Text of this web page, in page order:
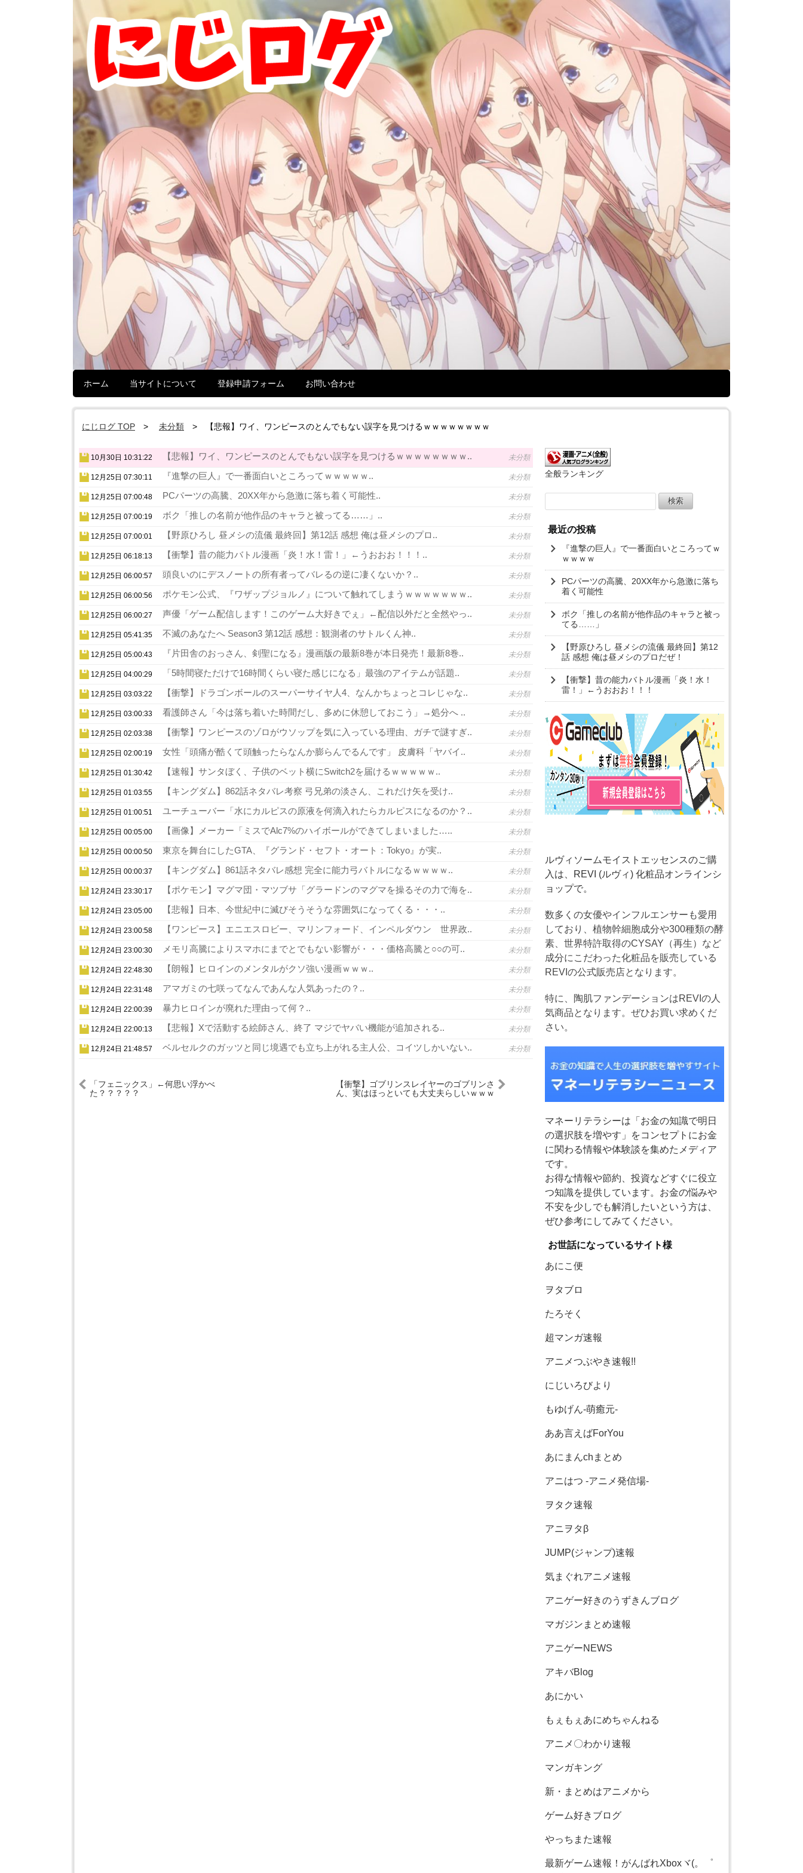
ホーム 当サイトについて 登録申請フォーム お問い合わせ
にじログ TOP 未分類 【悲報】ワイ、ワンピースのとんでもない誤字を見つけるｗｗｗｗｗｗｗｗ
10月30日 10:31:22 【悲報】ワイ、ワンピースのとんでもない誤字を見つけるｗｗｗｗｗｗｗｗ.. 未分類
12月25日 07:30:11 『進撃の巨人』で一番面白いところってｗｗｗｗｗ.. 未分類
12月25日 07:00:48 PCパーツの高騰、20XX年から急激に落ち着く可能性.. 未分類
12月25日 07:00:19 ボク「推しの名前が他作品のキャラと被ってる……」.. 未分類
12月25日 07:00:01 【野原ひろし 昼メシの流儀 最終回】第12話 感想 俺は昼メシのプロ.. 未分類
12月25日 06:18:13 【衝撃】昔の能力バトル漫画「炎！水！雷！」←うおおお！！！.. 未分類
12月25日 06:00:57 頭良いのにデスノートの所有者ってバレるの逆に凄くないか？.. 未分類
12月25日 06:00:56 ポケモン公式、『ワザップジョルノ』について触れてしまうｗｗｗｗｗｗｗ.. 未分類
12月25日 06:00:27 声優「ゲーム配信します！このゲーム大好きでぇ」←配信以外だと全然やっ.. 未分類
12月25日 05:41:35 不滅のあなたへ Season3 第12話 感想：観測者のサトルくん神.. 未分類
12月25日 05:00:43 『片田舎のおっさん、剣聖になる』漫画版の最新8巻が本日発売！最新8巻.. 未分類
12月25日 04:00:29 「5時間寝ただけで16時間くらい寝た感じになる」最強のアイテムが話題.. 未分類
12月25日 03:03:22 【衝撃】ドラゴンボールのスーパーサイヤ人4、なんかちょっとコレじゃな.. 未分類
12月25日 03:00:33 看護師さん「今は落ち着いた時間だし、多めに休憩しておこう」→処分へ .. 未分類
12月25日 02:03:38 【衝撃】ワンピースのゾロがウソップを気に入っている理由、ガチで謎すぎ.. 未分類
12月25日 02:00:19 女性「頭痛が酷くて頭触ったらなんか膨らんでるんです」 皮膚科「ヤバイ.. 未分類
12月25日 01:30:42 【速報】サンタぼく、子供のベット横にSwitch2を届けるｗｗｗｗｗ.. 未分類
12月25日 01:03:55 【キングダム】862話ネタバレ考察 弓兄弟の淡さん、これだけ矢を受け.. 未分類
12月25日 01:00:51 ユーチューバー「水にカルピスの原液を何滴入れたらカルピスになるのか？.. 未分類
12月25日 00:05:00 【画像】メーカー「ミスでAlc7%のハイボールができてしまいました….. 未分類
12月25日 00:00:50 東京を舞台にしたGTA、『グランド・セフト・オート：Tokyo』が実.. 未分類
12月25日 00:00:37 【キングダム】861話ネタバレ感想 完全に能力弓バトルになるｗｗｗｗ.. 未分類
12月24日 23:30:17 【ポケモン】マグマ団・マツブサ「グラードンのマグマを操るその力で海を.. 未分類
12月24日 23:05:00 【悲報】日本、今世紀中に滅びそうそうな雰囲気になってくる・・・.. 未分類
12月24日 23:00:58 【ワンピース】エニエスロビー、マリンフォード、インペルダウン 世界政.. 未分類
12月24日 23:00:30 メモリ高騰によりスマホにまでとでもない影響が・・・価格高騰と○○の可.. 未分類
12月24日 22:48:30 【朗報】ヒロインのメンタルがクソ強い漫画ｗｗｗ.. 未分類
12月24日 22:31:48 アマガミの七咲ってなんであんな人気あったの？.. 未分類
12月24日 22:00:39 暴力ヒロインが廃れた理由って何？.. 未分類
12月24日 22:00:13 【悲報】Xで活動する絵師さん、終了 マジでヤバい機能が追加される.. 未分類
12月24日 21:48:57 ベルセルクのガッツと同じ境遇でも立ち上がれる主人公、コイツしかいない.. 未分類
「フェニックス」←何思い浮かべ
た？？？？？
【衝撃】ゴブリンスレイヤーのゴブリンさ
ん、実はほっといても大丈夫らしいｗｗｗ
全般ランキング
索:
最近の投稿
『進撃の巨人』で一番面白いところってｗ
ｗｗｗｗ
PCパーツの高騰、20XX年から急激に落ち
着く可能性
ボク「推しの名前が他作品のキャラと被っ
てる……」
【野原ひろし 昼メシの流儀 最終回】第12
話 感想 俺は昼メシのプロだぜ！
【衝撃】昔の能力バトル漫画「炎！水！
雷！」←うおおお！！！
ルヴィソームモイストエッセンスのご購
入は、REVI (ルヴィ) 化粧品オンラインシ
ョップで。
数多くの女優やインフルエンサーも愛用
しており、植物幹細胞成分や300種類の酵
素、世界特許取得のCYSAY（再生）など
成分にこだわった化粧品を販売している
REVIの公式販売店となります。
特に、陶肌ファンデーションはREVIの人
気商品となります。ぜひお買い求めくだ
さい。
マネーリテラシーは「お金の知識で明日
の選択肢を増やす」をコンセプトにお金
に関わる情報や体験談を集めたメディア
です。
お得な情報や節約、投資などすぐに役立
つ知識を提供しています。お金の悩みや
不安を少しでも解消したいという方は、
ぜひ参考にしてみてください。
お世話になっているサイト様
あにこ便
ヲタブロ
たろそく
超マンガ速報
アニメつぶやき速報!!
にじいろびより
もゆげん-萌癒元-
ああ言えばForYou
あにまんchまとめ
アニはつ -アニメ発信場-
ヲタク速報
アニヲタβ
JUMP(ジャンプ)速報
気まぐれアニメ速報
アニゲー好きのうずきんブログ
マガジンまとめ速報
アニゲーNEWS
アキバBlog
あにかい
もぇもぇあにめちゃんねる
アニメ〇わかり速報
マンガキング
新・まとめはアニメから
ゲーム好きブログ
やっちまた速報
最新ゲーム速報！がんばれXboxヾ(。゜